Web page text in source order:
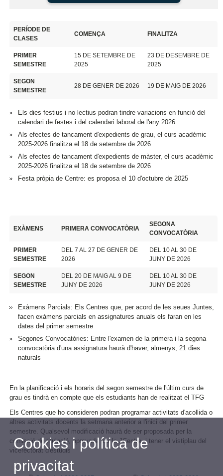
PERÍODE DE
CLASES
COMENÇA FINALITZA
PRIMER
SEMESTRE
15 DE SETEMBRE DE
2025
23 DE DESEMBRE DE
2025
SEGON
SEMESTRE
28 DE GENER DE 2026 19 DE MAIG DE 2026
Els dies festius i no lectius podran tindre variacions en funció del
calendari de festes i del calendari laboral de l'any 2026
Als efectes de tancament d'expedients de grau, el curs acadèmic
2025-2026 finalitza el 18 de setembre de 2026
Als efectes de tancament d'expedients de màster, el curs acadèmic
2025-2026 finalitza el 18 de setembre de 2026
Festa pròpia de Centre: es proposa el 10 d'octubre de 2025
EXÀMENS PRIMERA CONVOCATÒRIA
SEGONA
CONVOCATÒRIA
PRIMER
SEMESTRE
DEL 7 AL 27 DE GENER DE
2026
DEL 10 AL 30 DE
JUNY DE 2026
SEGON
SEMESTRE
DEL 20 DE MAIG AL 9 DE
JUNY DE 2026
DEL 10 AL 30 DE
JUNY DE 2026
Exàmens Parcials: Els Centres que, per acord de les seues Juntes,
facen exàmens parcials en assignatures anuals els faran en les
dates del primer semestre
Segones Convocatòries: Entre l'examen de la primera i la segona
convocatòria d'una assignatura haurà d'haver, almenys, 21 dies
naturals
En la planificació i els horaris del segon semestre de l'últim curs de
grau es tindrà en compte que els estudiants han de realitzat el TFG
Els Centres que ho consideren podran programar activitats d'acollida o
altres activitats docents la setmana anterior a l'inici del primer
semestre. Qualsevol modificació haurà de ser proposada per la
comissió de titulació, aprovada per la JCentre, i tener el vistiplau del
vicerectorat d'estudis
Cookies i política de
privacitat